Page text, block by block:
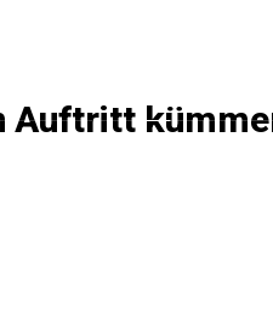
Auftritt